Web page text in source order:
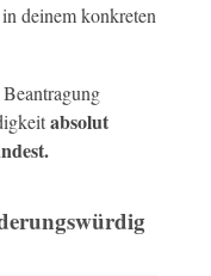
deinem konkreten
absolut